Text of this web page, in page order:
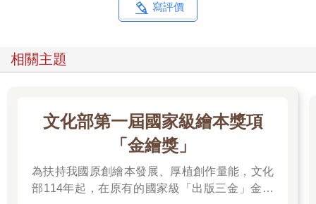
寫評價
相關主題
文化部第一屆國家級繪本獎項
「金繪獎」
為扶持我國原創繪本發展、厚植創作量能，文化
部114年起，在原有的國家級「出版三金」金鼎